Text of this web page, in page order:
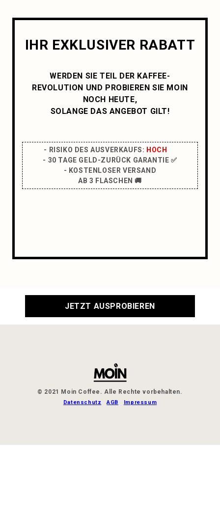
IHR EXKLUSIVER RABATT
WERDEN SIE TEIL DER KAFFEE-
REVOLUTION UND PROBIEREN SIE MOIN
NOCH HEUTE,
SOLANGE DAS ANGEBOT GILT!
- RISIKO DES AUSVERKAUFS: HOCH
- 30 TAGE GELD-ZURÜCK GARANTIE ✅
- KOSTENLOSER VERSAND
AB 3 FLASCHEN 🚚
JETZT AUSPROBIEREN
© 2021 Moin Coffee. Alle Rechte vorbehalten.
Datenschutz AGB Impressum